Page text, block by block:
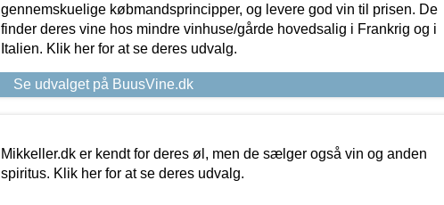
gennemskuelige købmandsprincipper, og levere god vin til prisen. De
finder deres vine hos mindre vinhuse/gårde hovedsalig i Frankrig og i
Italien. Klik her for at se deres udvalg.
Se udvalget på BuusVine.dk
Mikkeller.dk er kendt for deres øl, men de sælger også vin og anden
spiritus. Klik her for at se deres udvalg.